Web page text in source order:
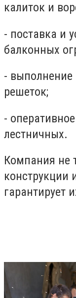
калиток и
- поставка и
балконных
-
решеток;
-
лестничных.
Компания не
конструкции
гарантирует